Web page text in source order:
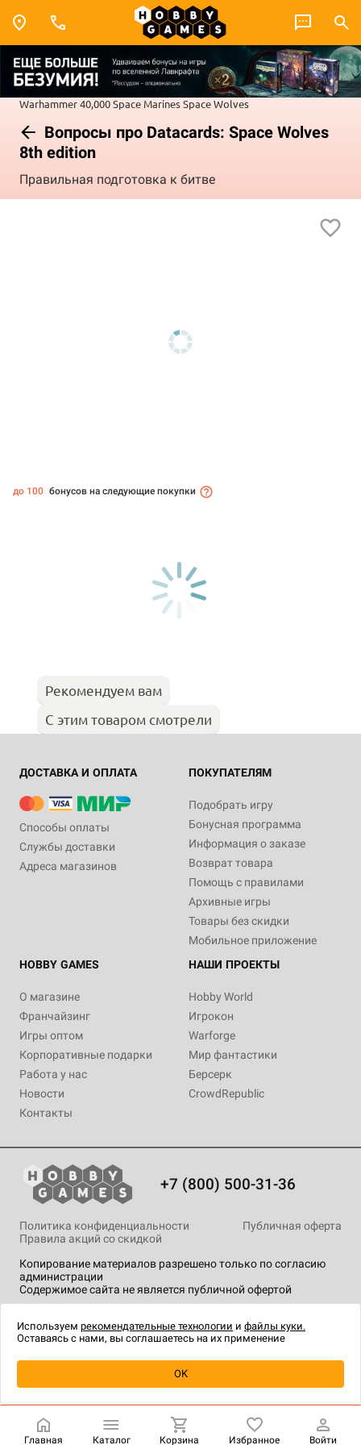
Warhammer 40,000Space MarinesSpace Wolves
Вопросы про Datacards: Space Wolves
8th edition
Правильная подготовка к битве
Уведомить о наличии
до 100 бонусов на следующие покупки
Рекомендуем вам
С этим товаром смотрели
ДОСТАВКА И ОПЛАТА
Способы оплаты
Службы доставки
Адреса магазинов
ПОКУПАТЕЛЯМ
Подобрать игру
Бонусная программа
Информация о заказе
Возврат товара
Помощь с правилами
Архивные игры
Товары без скидки
Мобильное приложение
HOBBY GAMES
О магазине
Франчайзинг
Игры оптом
Корпоративные подарки
Работа у нас
Новости
Контакты
НАШИ ПРОЕКТЫ
Hobby World
Игрокон
Warforge
Мир фантастики
Берсерк
CrowdRepublic
+7 (800) 500-31-36
Копирование материалов разрешено только по согласию
администрации
Содержимое сайта не является публичной офертой
Политика конфиденциальности
Публичная оферта
Правила акций со скидкой
технологии.
Главная Каталог Корзина Избранное Войти
Используем рекомендательные технологии и файлы куки.
Оставаясь с нами, вы соглашаетесь на их применение
OK